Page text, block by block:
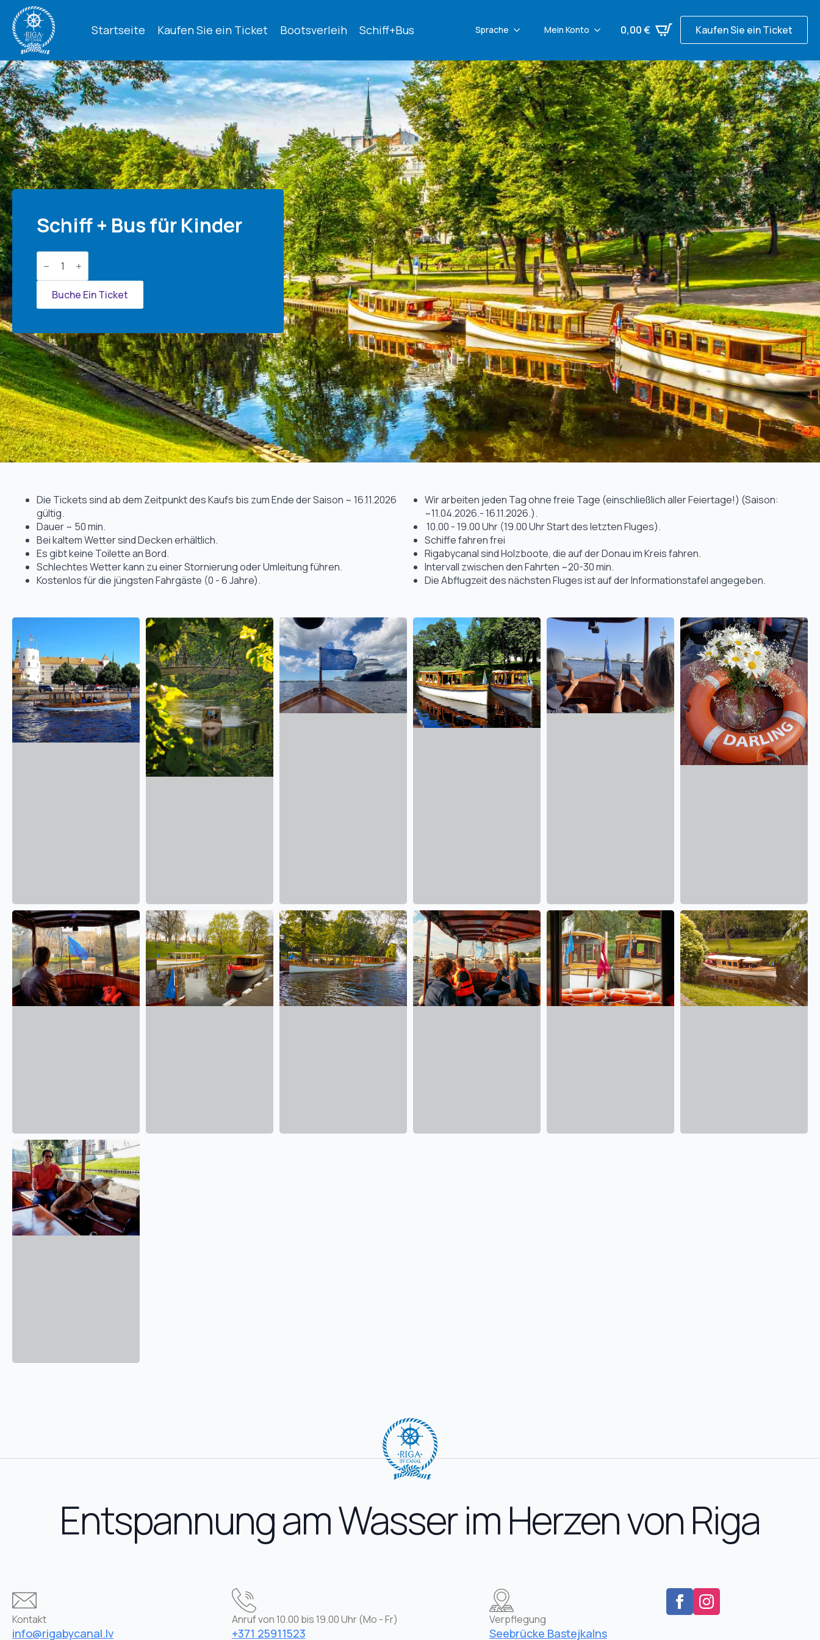
Startseite Kaufen Sie ein Ticket Bootsverleih Schiff+Bus Sprache Mein Konto 0,00€ Kaufen Sie ein Ticket
Schiff + Bus für Kinder
Boot
für
Kinder
Menge
Buche Ein Ticket
Die Tickets sind ab dem Zeitpunkt des Kaufs bis zum Ende der Saison ~ 16.11.2026
gültig.
Dauer ~ 50 min.
Bei kaltem Wetter sind Decken erhältlich.
Es gibt keine Toilette an Bord.
Schlechtes Wetter kann zu einer Stornierung oder Umleitung führen.
Kostenlos für die jüngsten Fahrgäste (0 - 6 Jahre).
Wir arbeiten jeden Tag ohne freie Tage (einschließlich aller Feiertage!) (Saison:
~11.04.2026.- 16.11.2026.).
10.00 - 19.00 Uhr (19.00 Uhr Start des letzten Fluges).
Schiffe fahren frei
Rigabycanal sind Holzboote, die auf der Donau im Kreis fahren.
Intervall zwischen den Fahrten ~20-30 min.
Die Abflugzeit des nächsten Fluges ist auf der Informationstafel angegeben.
Entspannung am Wasser im Herzen von Riga
Kontakt
info@rigabycanal.lv
Anruf von 10.00 bis 19.00 Uhr (Mo - Fr)
+371 25911523
Verpflegung
Seebrücke Bastejkalns